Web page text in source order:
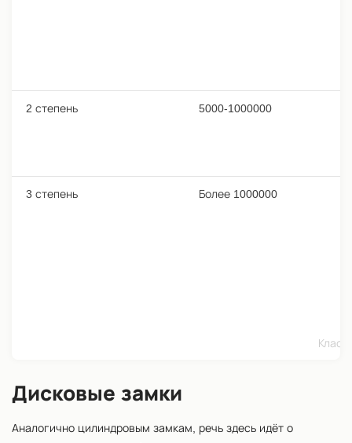
2 степень 5000-1000000
3 степень Более 1000000
Дисковые замки
Аналогично цилиндровым замкам, речь здесь идёт о